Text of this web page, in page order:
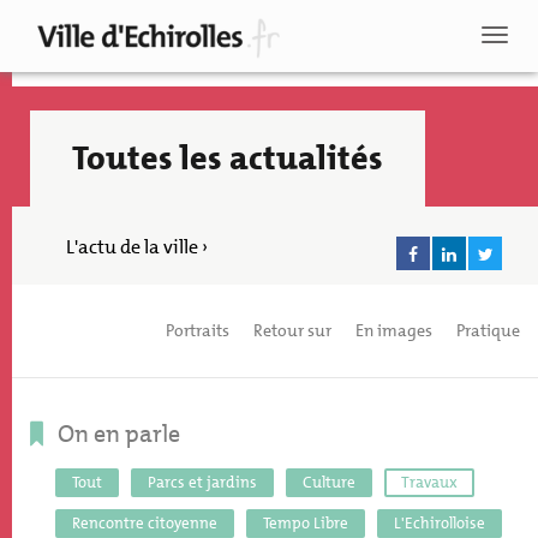
principal
Recherche
Toutes les actualités
L'actu de la ville ›
Portraits Retour sur En images Pratique
On en parle
Tout Parcs et jardins Culture
Travaux
Rencontre citoyenne
Tempo Libre
L'Echirolloise